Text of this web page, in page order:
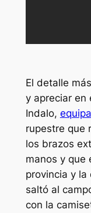
El detalle
y apreciar en
Indalo,
rupestre que
los brazos
manos y que
provincia y la
saltó al
con la